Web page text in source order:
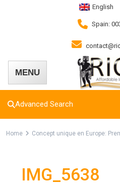
English
Spain:
Advanced Search
Home Concept unique en Europe:
IMG_5638